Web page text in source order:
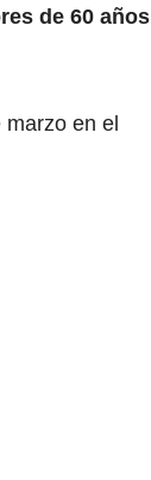
de 60 años
en el